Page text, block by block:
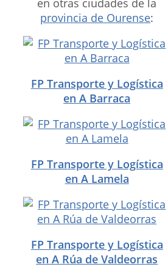
en otras ciudades de la
provincia de Ourense:
FP Transporte y Logística
en A Barraca
FP Transporte y Logística
en A Lamela
FP Transporte y Logística
en A Rúa de Valdeorras